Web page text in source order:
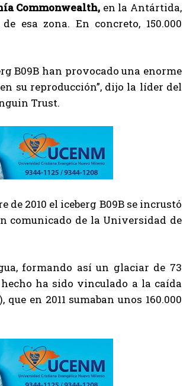
Commonwealth, en la Antártida,
esa zona. En concreto, 150.000
B09B han provocado una enorme
su reproducción”, dijo la líder del
Trust.
2010 el iceberg B09B se incrustó
comunicado de la Universidad de
formando así un glaciar de 73
ha sido vinculado a la caída
en 2011 sumaban unos 160.000